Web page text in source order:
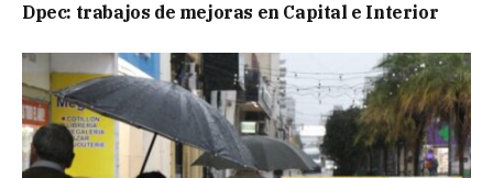
Dpec: trabajos de mejoras en Capital e Interior